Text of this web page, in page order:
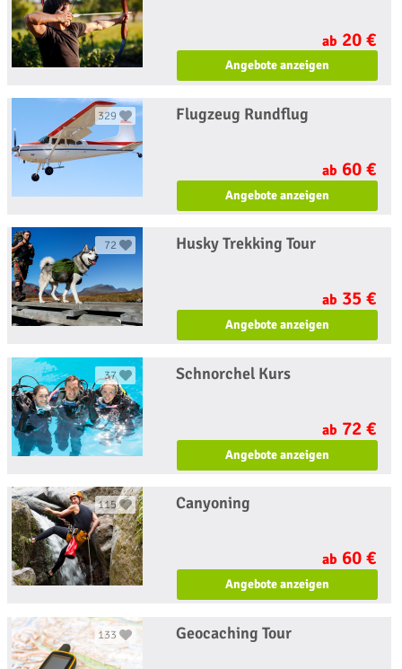
ab 20 €
Angebote anzeigen
329 Flugzeug Rundflug
ab 60 €
Angebote anzeigen
72 Husky Trekking Tour
ab 35 €
Angebote anzeigen
37 Schnorchel Kurs
ab 72 €
Angebote anzeigen
115 Canyoning
ab 60 €
Angebote anzeigen
133 Geocaching Tour